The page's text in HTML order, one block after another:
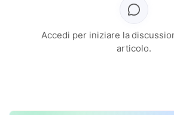
Accedi per iniziare la
articolo.